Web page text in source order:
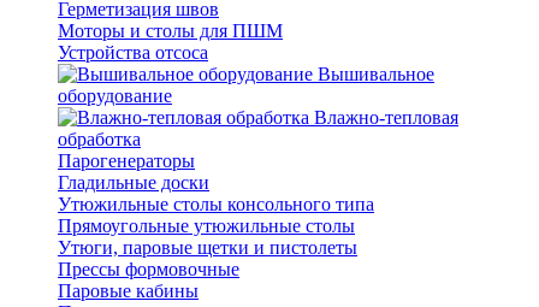
Герметизация швов
Моторы и столы для ПШМ
Устройства отсоса
Вышивальное
оборудование
Влажно-тепловая
обработка
Парогенераторы
Гладильные доски
Утюжильные столы консольного типа
Прямоугольные утюжильные столы
Утюги, паровые щетки и пистолеты
Прессы формовочные
Паровые кабины